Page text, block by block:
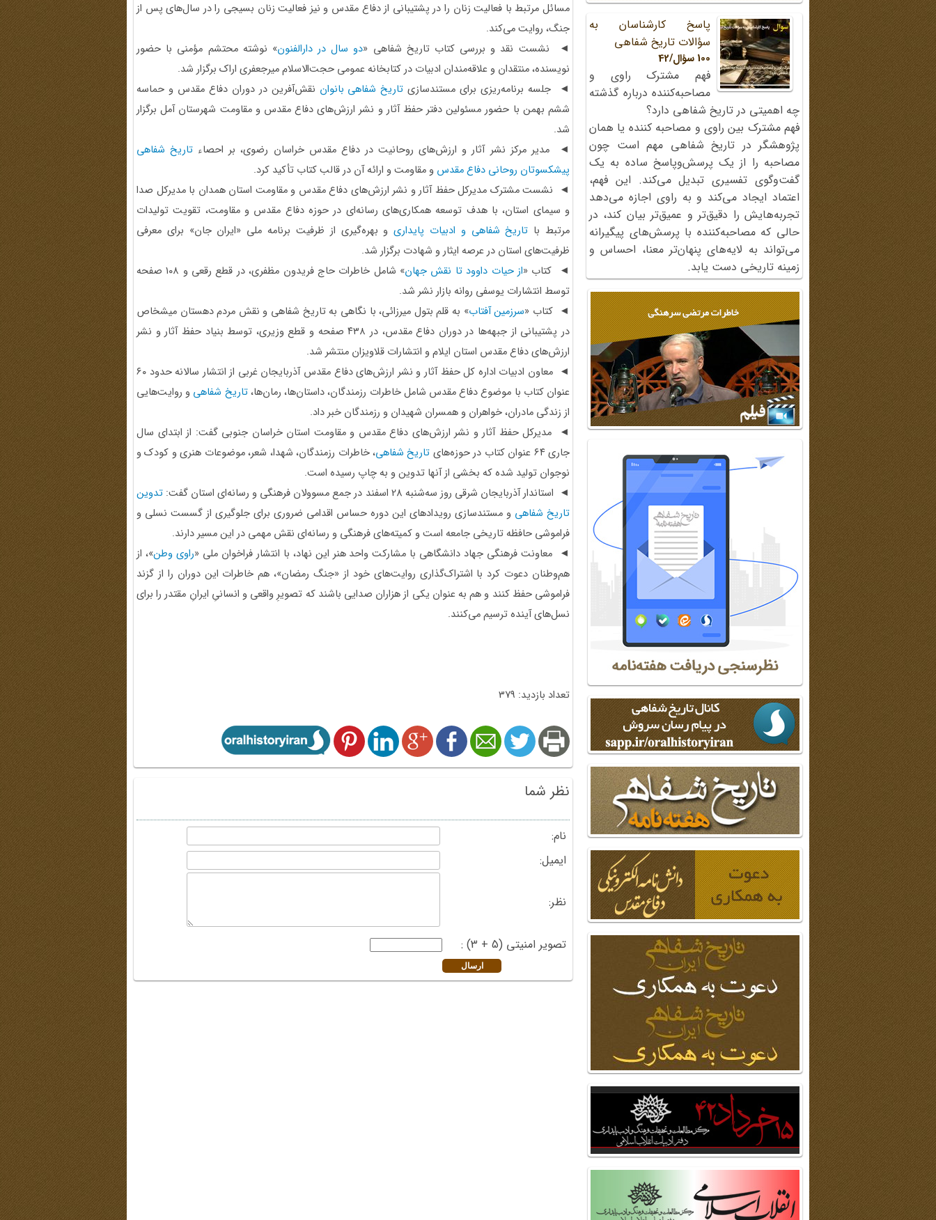
مسائل مرتبط با فعالیت زنان را در پشتیبانی از دفاع مقدس و نیز فعالیت زنان بسیجی را در سال‌های پس از
جنگ، روایت می‌کند.
◄ نشست نقد و بررسی کتاب تاریخ شفاهی «دو سال در دارالفنون» نوشته محتشم مؤمنی با حضور
نویسنده، منتقدان و علاقه‌مندان ادبیات در کتابخانه عمومی حجت‌الاسلام میرجعفری اراک برگزار شد.
◄ جلسه برنامه‌ریزی برای مستندسازی تاریخ شفاهی بانوان نقش‌آفرین در دوران دفاع مقدس و حماسه
ششم بهمن با حضور مسئولین دفتر حفظ آثار و نشر ارزش‌های دفاع مقدس و مقاومت شهرستان آمل برگزار
شد.
◄ مدیر مرکز نشر آثار و ارزش‌های روحانیت در دفاع مقدس خراسان رضوی، بر احصاء تاریخ شفاهی
پیشکسوتان روحانی دفاع مقدس و مقاومت و ارائه آن در قالب کتاب تأکید کرد.
◄ نشست مشترک مدیرکل حفظ آثار و نشر ارزش‌های دفاع مقدس و مقاومت استان همدان با مدیرکل صدا
و سیمای استان، با هدف توسعه همکاری‌های رسانه‌ای در حوزه دفاع مقدس و مقاومت، تقویت تولیدات
مرتبط با تاریخ شفاهی و ادبیات پایداریو بهره‌گیری از ظرفیت برنامه ملی «ایران جان» برای معرفی
ظرفیت‌های استان در عرصه ایثار و شهادت برگزار شد.
◄ کتاب «از حیات داوود تا نقش جهان
» شامل خاطرات حاج فریدون مظفری، در قطع رقعی و ۱۰۸ صفحه
توسط انتشارات یوسفی روانه بازار نشر شد.
◄ کتاب «سرزمین آفتاب» به قلم بتول میرزائی، با نگاهی به تاریخ شفاهی و نقش مردم دهستان میشخاص
در پشتیبانی از جبهه‌ها در دوران دفاع مقدس، در ۴۳۸ صفحه و قطع وزیری، توسط بنیاد حفظ آثار و نشر
ارزش‌های دفاع مقدس استان ایلام و انتشارات قلاویزان منتشر شد.
◄ معاون ادبیات اداره کل حفظ آثار و نشر ارزش‌های دفاع مقدس آذربایجان ‌غربی از انتشار سالانه حدود ۶۰
عنوان کتاب با موضوع دفاع مقدس شامل خاطرات رزمندگان، داستان‌ها، رمان‌ها،تاریخ شفاهی و روایت‌هایی
از زندگی مادران، خواهران و همسران شهیدان و رزمندگان خبر داد.
◄ مدیرکل حفظ آثار و نشر ارزش‌های دفاع مقدس و مقاومت استان خراسان جنوبی گفت: از ابتدای سال
جاری ۶۴ عنوان کتاب در حوزه‌های
تاریخ شفاهی، خاطرات رزمندگان، شهدا، شعر، موضوعات هنری و کودک و
نوجوان تولید شده که بخشی از آنها تدوین و به چاپ رسیده است.
◄ استاندار آذربایجان شرقی روز سه‌شنبه 28 اسفند در جمع مسوولان فرهنگی و رسانه‌ای استان گفت:
تدوین
تاریخ شفاهی و مستندسازی رویدادهای این دوره حساس اقدامی ضروری برای جلوگیری از گسست نسلی و
فراموشی حافظه تاریخی جامعه است و کمیته‌های فرهنگی و رسانه‌ای نقش مهمی در این مسیر دارند.
◄ معاونت فرهنگی جهاد دانشگاهی با مشارکت واحد هنر این نهاد، با انتشار فراخوان ملی «راوی وطن»، از
هم‌وطنان دعوت کرد با اشتراک‌گذاری روایت‌های خود از «جنگ رمضان»، هم خاطرات این دوران را از گزند
فراموشی حفظ کنند و هم به عنوان یکی از هزاران صدایی باشند که تصویرِ واقعی و انسانیِ ایرانِ مقتدر را برای
نسل‌های آینده ترسیم می‌کنند.
تعداد بازدید: 379
نظر شما
نام:
ایمیل:
نظر:
تصویر امنیتی (5 + 3) :
پاسخ کارشناسان به
سؤالات تاریخ شفاهی
100 سؤال/42
فهم مشترک راوی و
مصاحبه‌کننده درباره گذشته
چه اهمیتی در تاریخ شفاهی دارد؟
فهم مشترک بین راوی و مصاحبه کننده یا همان
پژوهشگر در تاریخ شفاهی مهم است چون
مصاحبه را از یک پرسش‌وپاسخ ساده به یک
گفت‌وگوی تفسیری تبدیل می‌کند. این فهم،
اعتماد ایجاد می‌کند و به راوی اجازه می‌دهد
تجربه‌هایش را دقیق‌تر و عمیق‌تر بیان کند، در
حالی که مصاحبه‌کننده با پرسش‌های پیگیرانه
می‌تواند به لایه‌های پنهان‌تر معنا، احساس و
زمینه تاریخی دست یابد.